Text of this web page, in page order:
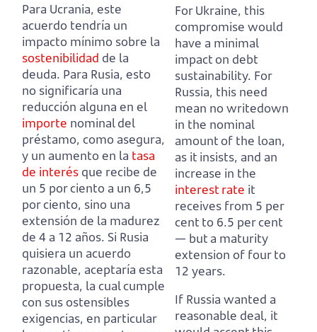
Para Ucrania, este
acuerdo tendría un
impacto mínimo sobre la
sostenibilidad de la
deuda. Para Rusia, esto
no significaría una
reducción alguna en el
importe nominal del
préstamo, como asegura,
y un aumento en la tasa
de interés que recibe de
un 5 por ciento a un 6,5
por ciento, sino una
extensión de la madurez
de 4 a 12 años. Si Rusia
quisiera un acuerdo
razonable, aceptaría esta
propuesta, la cual cumple
con sus ostensibles
exigencias, en particular
For Ukraine, this
compromise would
have a minimal
impact on debt
sustainability. For
Russia, this need
mean no writedown
in the nominal
amount of the loan,
as it insists, and an
increase in the
interest rate it
receives from 5 per
cent to 6.5 per cent
— but a maturity
extension of four to
12 years.
If Russia wanted a
reasonable deal, it